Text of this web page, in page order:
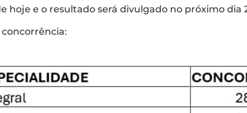
hoje e o resultado será divulgado no próximo dia